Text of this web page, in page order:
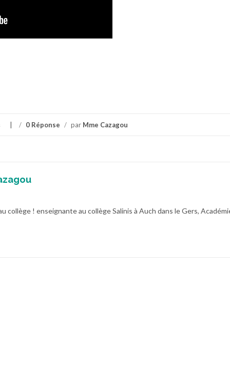
/ 0 Réponse / par Mme Cazagou
collège ! enseignante au collège Salinis à Auch dans le Gers,